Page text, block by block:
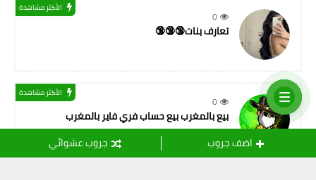
اضف جروب جروب عشوائي
0
الأكثر مشاهدة
تعارف بنات🔞🔞🔞
0
الأكثر مشاهدة
بيع بالمغرب بيع حساب فري فاير بالمغرب